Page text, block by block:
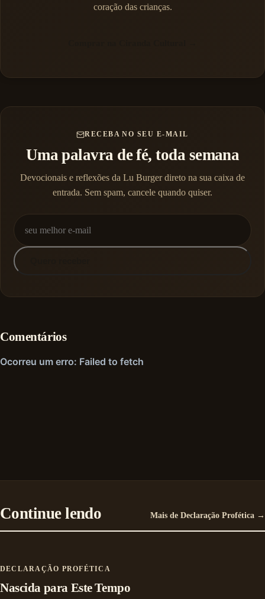
coração das crianças.
RECEBA NO SEU E-MAIL
Uma palavra de fé, toda semana
Devocionais e reflexões da Lu Burger direto na sua caixa de
entrada. Sem spam, cancele quando quiser.
Comentários
Continue lendo Mais de Declaração Profética →
DECLARAÇÃO PROFÉTICA
Nascida para Este Tempo